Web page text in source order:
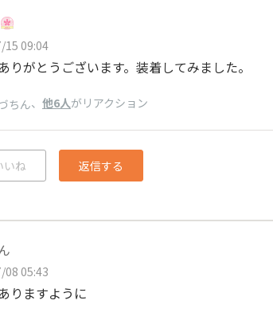
15 09:04
りがとうございます。装着してみました。
ちん、 他6人がリアクション
いね 返信する
08 05:43
りますように